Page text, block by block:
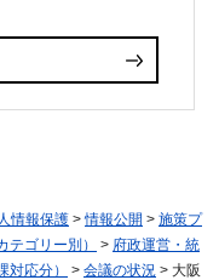
情報保護 >情報公開 > 施策プ
ゴリー別） > 府政運営・統
応分） > 会議の状況 > 大阪